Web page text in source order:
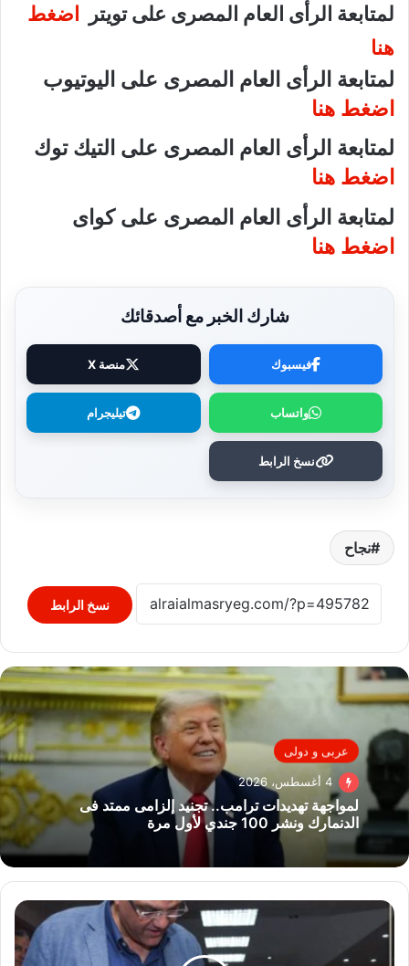
لمتابعة الرأى العام المصرى على تويتر اضغط
هنا
لمتابعة الرأى العام المصرى على اليوتيوب
اضغط هنا
لمتابعة الرأى العام المصرى على التيك توك
اضغط هنا
لمتابعة الرأى العام المصرى على كواى
اضغط هنا
شارك الخبر مع أصدقائك
فيسبوك منصة X
واتساب تيليجرام
نسخ الرابط
نجاح
نسخ الرابط
عربى و دولى
4 أغسطس، 2026
لمواجهة تهديدات ترامب.. تجنيد إلزامى ممتد فى
الدنمارك ونشر 100 جندي لأول مرة
محافظ
الإسكندرية